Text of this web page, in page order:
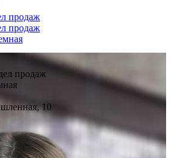
продаж
продаж
продаж
10